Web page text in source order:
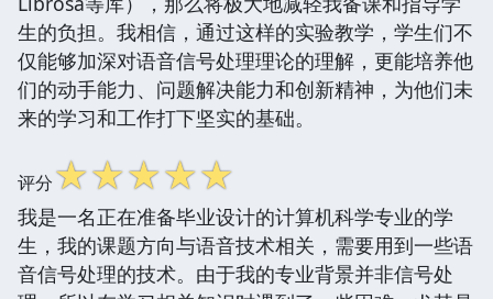
生的负担。我相信，通过这样的实验教学，学生们不
仅能够加深对语音信号处理理论的理解，更能培养他
们的动手能力、问题解决能力和创新精神，为他们未
来的学习和工作打下坚实的基础。
评分☆☆☆☆☆
我是一名正在准备毕业设计的计算机科学专业的学
生，我的课题方向与语音技术相关，需要用到一些语
音信号处理的技术。由于我的专业背景并非信号处